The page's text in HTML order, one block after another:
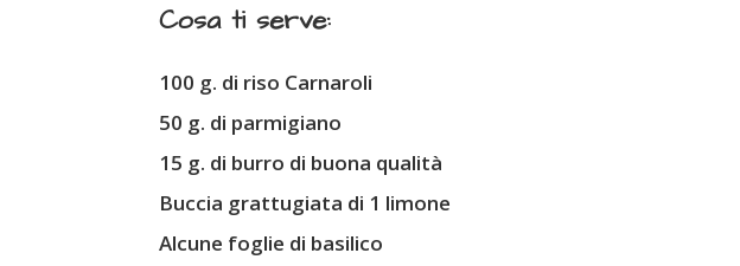
Cosa ti serve:
100 g. di riso Carnaroli
50 g. di parmigiano
15 g. di burro di buona qualità
Buccia grattugiata di 1 limone
Alcune foglie di basilico